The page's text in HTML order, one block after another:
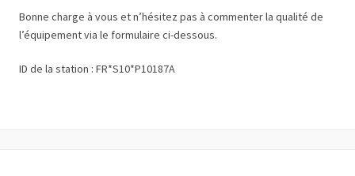
Bonne charge à vous et n’hésitez pas à commenter la qualité de
l’équipement via le formulaire ci-dessous.
ID de la station : FR*S10*P10187A